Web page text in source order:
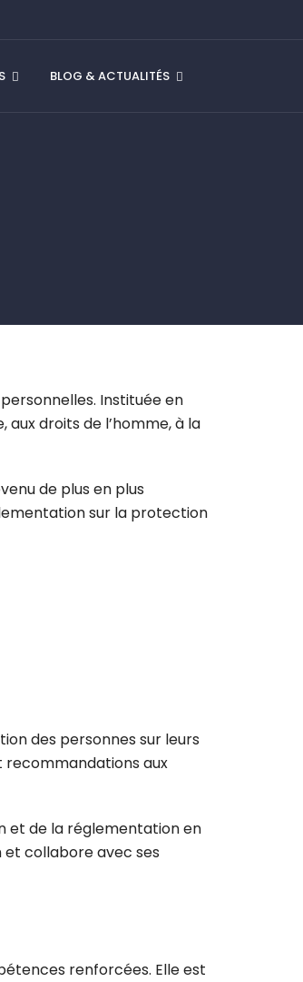
BLOG & ACTUALITÉS
Instituée en
aux droits de l’homme, à la
de plus en plus
sur la protection
des personnes sur leurs
recommandations aux
et de la réglementation en
et collabore avec ses
renforcées. Elle est